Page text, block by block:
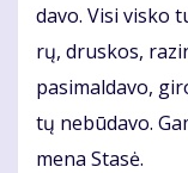
da­vo. Vi­si vis­ko
rų, drus­kos,
pa­si­mal­da­vo,
tų ne­bū­da­vo.
me­na Sta­sė.